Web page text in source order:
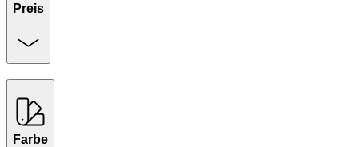
Preis
Farbe